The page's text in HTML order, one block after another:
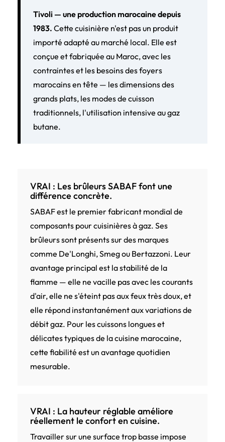
Tivoli — une production marocaine depuis
1983. Cette cuisinière n'est pas un produit
importé adapté au marché local. Elle est
conçue et fabriquée au Maroc, avec les
contraintes et les besoins des foyers
marocains en tête — les dimensions des
grands plats, les modes de cuisson
traditionnels, l'utilisation intensive au gaz
butane.
VRAI : Les brûleurs SABAF font une
différence concrète.
SABAF est le premier fabricant mondial de
composants pour cuisinières à gaz. Ses
brûleurs sont présents sur des marques
comme De'Longhi, Smeg ou Bertazzoni. Leur
avantage principal est la stabilité de la
flamme — elle ne vacille pas avec les courants
d'air, elle ne s'éteint pas aux feux très doux, et
elle répond instantanément aux variations de
débit gaz. Pour les cuissons longues et
délicates typiques de la cuisine marocaine,
cette fiabilité est un avantage quotidien
mesurable.
VRAI : La hauteur réglable améliore
réellement le confort en cuisine.
Travailler sur une surface trop basse impose